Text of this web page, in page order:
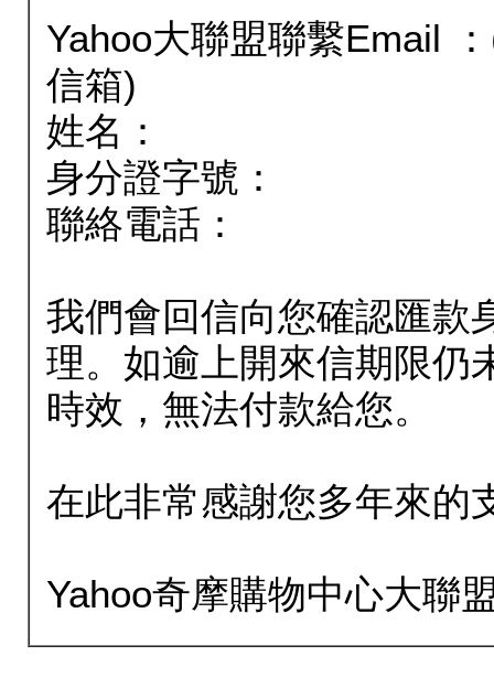
Yahoo大聯盟聯繫Email
信箱)
姓名：
身分證字號：
聯絡電話：
我們會回信向您確認匯款
理。如逾上開來信期限仍
時效，無法付款給您。
在此非常感謝您多年來的
Yahoo奇摩購物中心大